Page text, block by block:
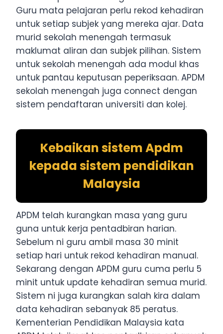
Guru mata pelajaran perlu rekod kehadiran
untuk setiap subjek yang mereka ajar. Data
murid sekolah menengah termasuk
maklumat aliran dan subjek pilihan. Sistem
untuk sekolah menengah ada modul khas
untuk pantau keputusan peperiksaan. APDM
sekolah menengah juga connect dengan
sistem pendaftaran universiti dan kolej.
Kebaikan sistem Apdm
kepada sistem pendidikan
Malaysia
APDM telah kurangkan masa yang guru
guna untuk kerja pentadbiran harian.
Sebelum ni guru ambil masa 30 minit
setiap hari untuk rekod kehadiran manual.
Sekarang dengan APDM guru cuma perlu 5
minit untuk update kehadiran semua murid.
Sistem ni juga kurangkan salah kira dalam
data kehadiran sebanyak 85 peratus.
Kementerian Pendidikan Malaysia kata